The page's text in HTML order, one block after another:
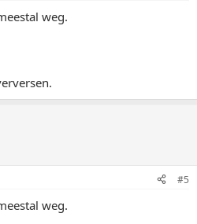
weg.
#5
weg.